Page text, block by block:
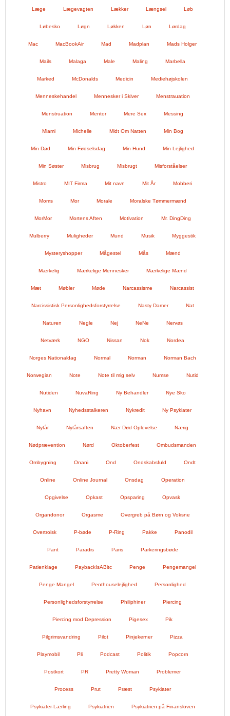
Læge Lægevagten Lækker Længsel Løb
Løbesko Løgn Løkken Løn Lørdag
Mac MacBookAir Mad Madplan Mads Holger
Mails Malaga Male Maling Marbella
Marked McDonalds Medicin Mediehøjskolen
Menneskehandel Mennesker i Skiver Menstrauation
Menstruation Mentor Mere Sex Messing
Miami Michelle Midt Om Natten Min Bog
Min Død Min Fødselsdag Min Hund Min Lejlighed
Min Søster Misbrug Misbrugt Misforståelser
Mistro MIT Firma Mit navn Mit År Mobberi
Moms Mor Morale Moralske Tømmermænd
MorMor Mortens Aften Motivation Mr. DingDing
Mulberry Muligheder Mund Musik Myggestik
Mysteryshopper Mågestel Mås Mænd
Mærkelig Mærkelige Mennesker Mærkelige Mænd
Mæt Møbler Møde Narcassisme Narcassist
Narcissistisk Personlighedsforstyrrelse Nasty Damer Nat
Naturen Negle Nej NeNe Nervøs
Netværk NGO Nissan Nok Nordea
Norges Nationaldag Normal Norman Norman Bach
Norwegian Note Note til mig selv Numse Nutid
Nutiden NuvaRing Ny Behandler Nye Sko
Nyhavn Nyhedsstalkeren Nykredit Ny Psykiater
Nytår Nytårsaften Nær Død Oplevelse Nærig
Nødprævention Nørd Oktoberfest Ombudsmanden
Ombygning Onani Ond Ondskabsfuld Ondt
Online Online Journal Onsdag Operation
Opgivelse Opkast Opsparing Opvask
Organdonor Orgasme Overgreb på Børn og Voksne
Overtroisk P-bøde P-Ring Pakke Panodil
Pant Paradis Paris Parkeringsbøde
Patienklage PaybackIsABitc Penge Pengemangel
Penge Mangel Penthouselejlighed Personlighed
Personlighedsforstyrrelse Philiphiner Piercing
Piercing mod Depression Pigesex Pik
Pilgrimsvandring Pilot Pinjekerner Pizza
Playmobil Pli Podcast Politik Popcorn
Postkort PR Pretty Woman Problemer
Process Prut Præst Psykiater
Psykiater-Lærling Psykiatrien Psykiatrien på Finansloven